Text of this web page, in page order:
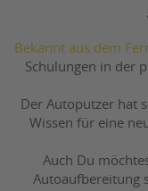
Bekannt aus dem
Schulungen in der
Der Autoputzer hat
Wissen für eine
Auch Du
Autoaufbereitung